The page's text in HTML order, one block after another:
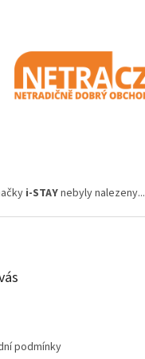
i-STAYnebyly nalezeny...
podmínky